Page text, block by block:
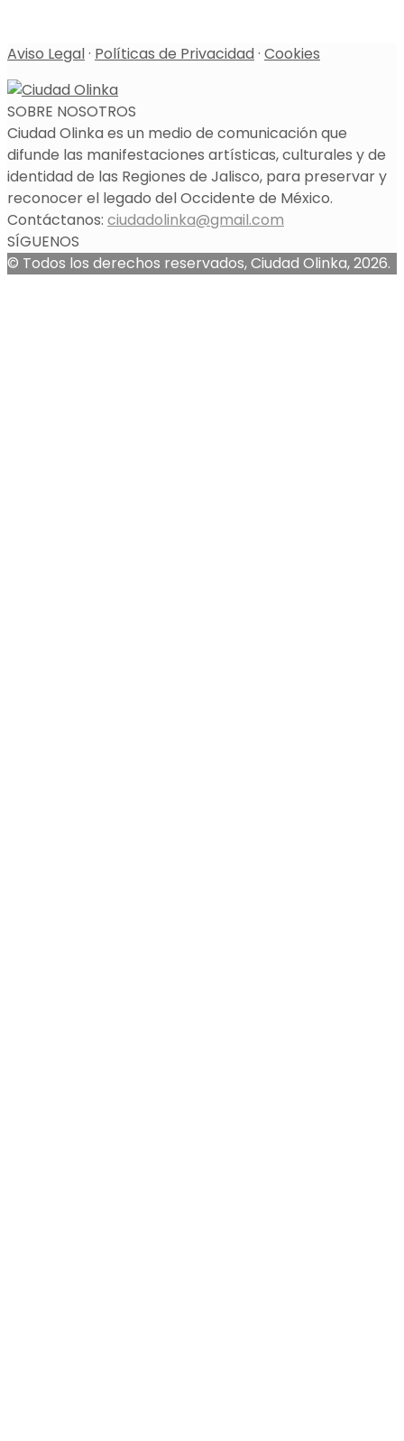
Aviso Legal· Políticas de Privacidad· Cookies
SOBRE NOSOTROS
Ciudad Olinka es un medio de comunicación que
difunde las manifestaciones artísticas, culturales y de
identidad de las Regiones de Jalisco, para preservar y
reconocer el legado del Occidente de México.
Contáctanos: ciudadolinka@gmail.com
SÍGUENOS
© Todos los derechos reservados, Ciudad Olinka, 2026.